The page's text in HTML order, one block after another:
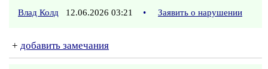
Влад Колд 12.06.2026 03:21 • Заявить о нарушении
+ добавить замечания